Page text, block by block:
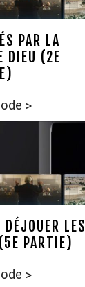
PAR LA
DIEU (2E
>
LES
PARTIE)
>